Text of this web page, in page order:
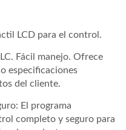
LCD para el control.
Fácil manejo. Ofrece
especificaciones
del cliente.
El programa
completo y seguro para